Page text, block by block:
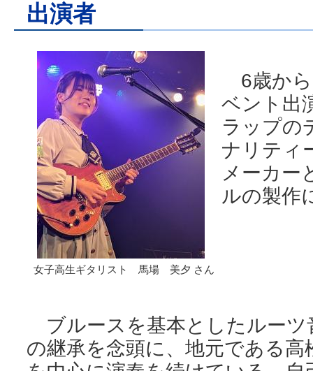
出演者
女子高生ギタリスト 馬場 美夕 さん
6歳から
ベント出
ラップの
ナリティ
メーカー
ルの製作
ブルースを基本としたルーツ
の継承を念頭に、地元である高